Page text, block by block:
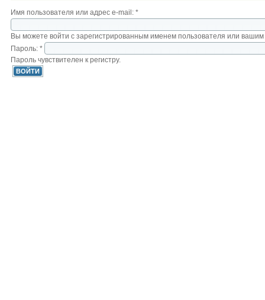
Имя пользователя или адрес e-mail: *
Вы можете войти с зарегистрированным именем пользователя или
Пароль: *
Пароль чувствителен к регистру.